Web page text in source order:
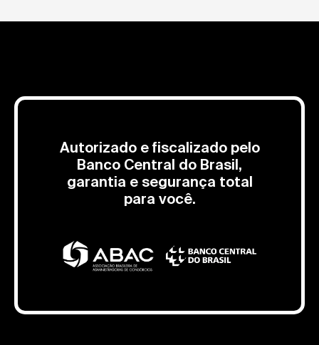
Autorizado e fiscalizado pelo
Banco Central do Brasil,
garantia e segurança total
para você.